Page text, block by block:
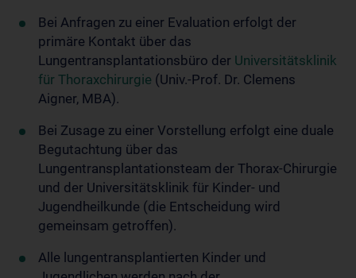
Bei Anfragen zu einer Evaluation erfolgt der
primäre Kontakt über das
Lungentransplantationsbüro der Universitätsklinik
für Thoraxchirurgie (Univ.-Prof. Dr. Clemens
Aigner, MBA).
Bei Zusage zu einer Vorstellung erfolgt eine duale
Begutachtung über das
Lungentransplantationsteam der Thorax-Chirurgie
und der Universitätsklinik für Kinder- und
Jugendheilkunde (die Entscheidung wird
gemeinsam getroffen).
Alle lungentransplantierten Kinder und